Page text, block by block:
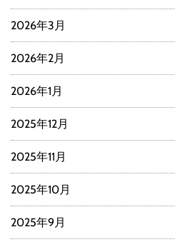
2026年3月
2026年2月
2026年1月
2025年12月
2025年11月
2025年10月
2025年9月